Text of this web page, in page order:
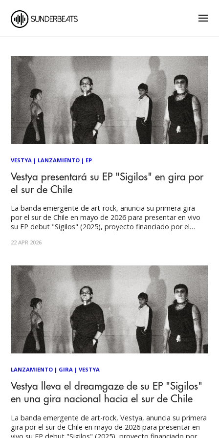
VESTYA | LANZAMIENTO | EP
Vestya presentará su EP "Sigilos" en gira por
el sur de Chile
La banda emergente de art-rock, anuncia su primera gira
por el sur de Chile en mayo de 2026 para presentar en vivo
su EP debut "Sigilos" (2025), proyecto financiado por el
surgimiento en 2023, Vestya se ha consolidado por su
22 APR 2026
LANZAMIENTO | GIRA |VESTYA
Vestya lleva el dreamgaze de su EP "Sigilos"
en una gira nacional hacia el sur de Chile
La banda emergente de art-rock, Vestya, anuncia su primera
gira por el sur de Chile en mayo de 2026 para presentar en